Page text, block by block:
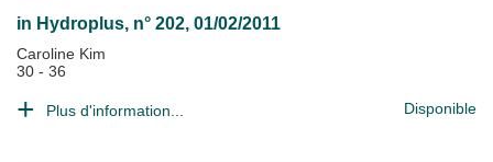
in Hydroplus, n° 202, 01/02/2011
Caroline Kim
30 - 36
Plus d'information... Disponible